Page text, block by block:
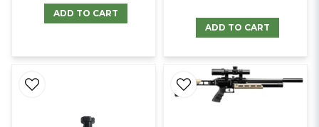
ADD TO CART
ADD TO CART